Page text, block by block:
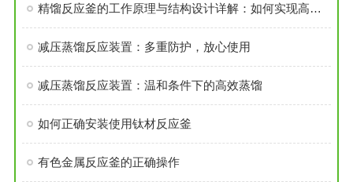
精馏反应釜的工作原理与结构设计详解：如何实现高效传质与传热？
减压蒸馏反应装置：多重防护，放心使用
减压蒸馏反应装置：温和条件下的高效蒸馏
如何正确安装使用钛材反应釜
有色金属反应釜的正确操作